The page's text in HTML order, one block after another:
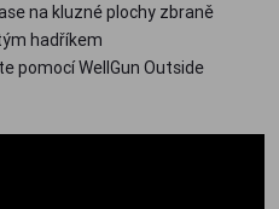
na kluzné plochy zbraně
hadříkem
pomocí WellGun Outside